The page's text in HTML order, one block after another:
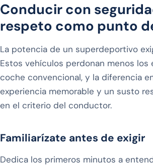
Conducir con
respeto como punto
La potencia de un superdeportivo
Estos vehículos perdonan menos los
coche convencional, y la diferencia
experiencia memorable y un susto
en el criterio del conductor.
Familiarízate antes de exigir
Dedica los primeros minutos a